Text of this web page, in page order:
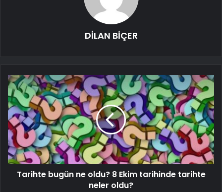
DİLAN BİÇER
Tarihte bugün ne oldu? 8 Ekim tarihinde tarihte
neler oldu?